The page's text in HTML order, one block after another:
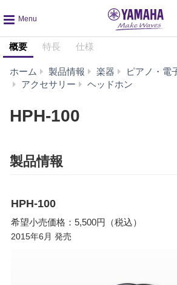
global
navigation
概要 特長 仕様
ホーム 製品情報 楽器
ピアノ・電
アクセサリー
ヘッドホン
HPH-100
製品情報
HPH-100
希望小売価格：5,500円（税込）
2015年6月 発売